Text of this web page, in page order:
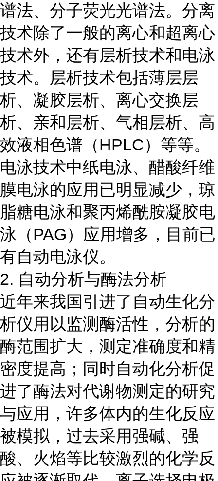
谱法、分子荧光光谱法。分离
技术除了一般的离心和超离心
技术外，还有层析技术和电泳
技术。层析技术包括薄层层
析、凝胶层析、离心交换层
析、亲和层析、气相层析、高
效液相色谱（HPLC）等等。
电泳技术中纸电泳、醋酸纤维
膜电泳的应用已明显减少，琼
脂糖电泳和聚丙烯酰胺凝胶电
泳（PAG）应用增多，目前已
有自动电泳仪。
2. 自动分析与酶法分析
近年来我国引进了自动生化分
析仪用以监测酶活性，分析的
酶范围扩大，测定准确度和精
密度提高；同时自动化分析促
进了酶法对代谢物测定的研究
与应用，许多体内的生化反应
被模拟，过去采用强碱、强
酸、火焰等比较激烈的化学反